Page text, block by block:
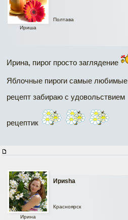
Ириша
Полтава
Ирина, пирог просто заглядение
Яблочные пироги самые любимые
рецепт забираю с удовольствием
рецептик
Ириshа
Ирина
Красноярск